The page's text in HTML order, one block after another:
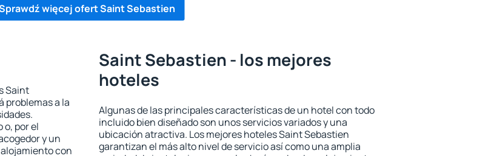
więcej ofert Saint Sebastien
Saint
problemas a la
por el
y un
con
Saint Sebastien - los mejores
hoteles
Algunas de las principales características de un hotel con todo
incluido bien diseñado son unos servicios variados y una
ubicación atractiva. Los mejores hoteles Saint Sebastien
garantizan el más alto nivel de servicio así como una amplia